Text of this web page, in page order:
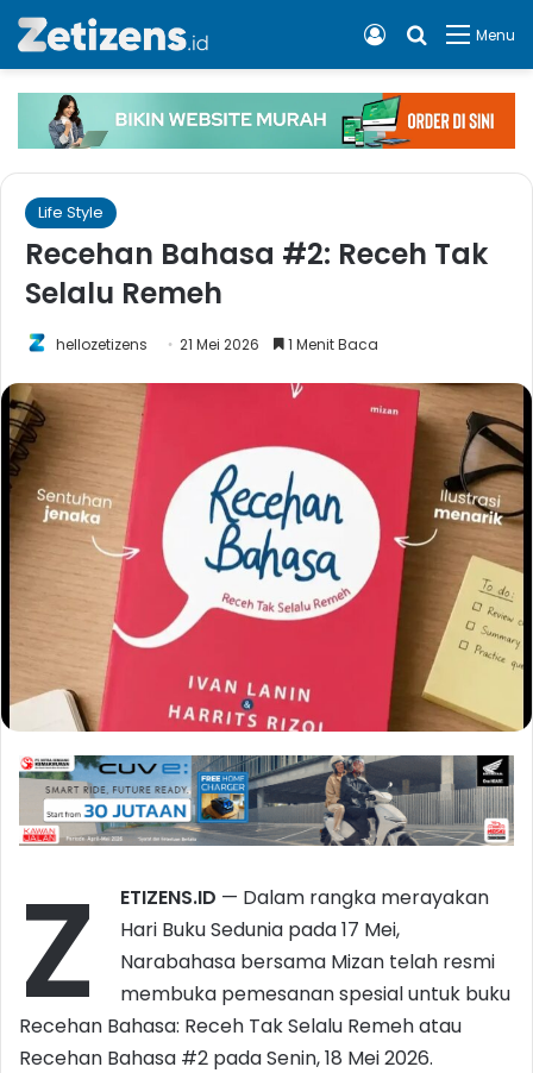
Menu
Cari apa,
Log In
Life Style
Recehan Bahasa #2: Receh Tak
Selalu Remeh
hellozetizens 21 Mei 2026 1 Menit Baca
Z ETIZENS.ID — Dalam rangka merayakan
Hari Buku Sedunia pada 17 Mei,
Narabahasa bersama Mizan telah resmi
membuka pemesanan spesial untuk buku
Recehan Bahasa: Receh Tak Selalu Remeh atau
Recehan Bahasa #2 pada Senin, 18 Mei 2026.